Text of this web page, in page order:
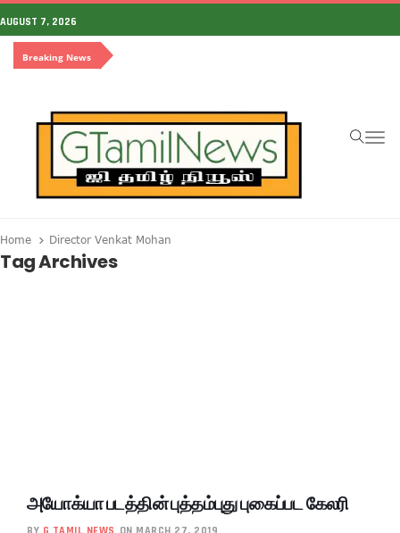
AUGUST 7, 2026
Breaking News
Home Director Venkat Mohan
Tag Archives
அயோக்யா படத்தின் புத்தம்புது புகைப்பட கேலரி